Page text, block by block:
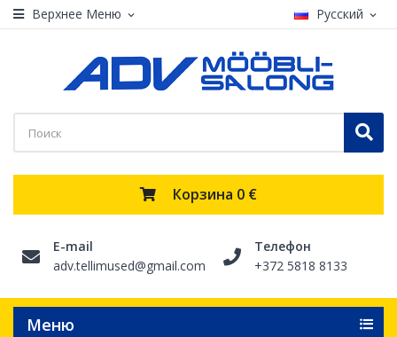
Верхнее Меню expand_more Русский expand_more
Корзина 0 €
E-mail
adv.tellimused@gmail.com
Телефон
+372 5818 8133
Меню